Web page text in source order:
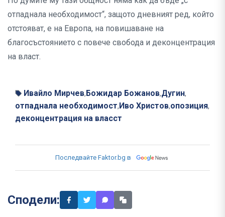
отпаднала необходимост“, защото дневният ред, който
отстояват, е на Европа, на повишаване на
благосъстоянието с повече свобода и деконцентрация
на власт.
Ивайло Мирчев, Божидар Божанов,Дугин,
отпаднала необходимост, Иво Христов,опозиция,
деконцентрация на власст
Последвайте Faktor.bg в
Сподели: